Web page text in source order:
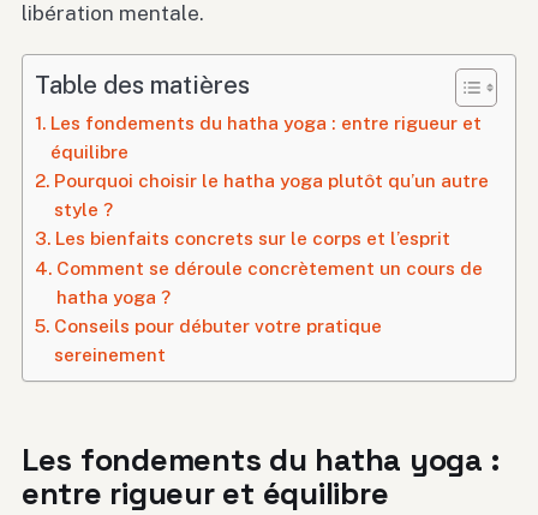
libération mentale.
Table des matières
Les fondements du hatha yoga : entre rigueur et
équilibre
Pourquoi choisir le hatha yoga plutôt qu’un autre
style ?
Les bienfaits concrets sur le corps et l’esprit
Comment se déroule concrètement un cours de
hatha yoga ?
Conseils pour débuter votre pratique
sereinement
Les fondements du hatha yoga :
entre rigueur et équilibre